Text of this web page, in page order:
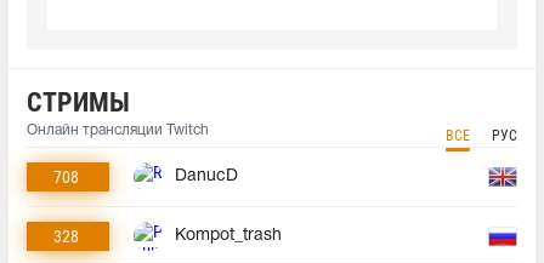
СТРИМЫ
Онлайн трансляции Twitch ВСЕ РУС
708 DanucD
328 Kompot_trash